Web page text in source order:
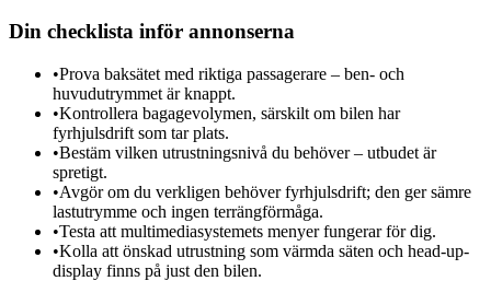
Din checklista inför annonserna
•Prova baksätet med riktiga passagerare – ben- och
huvudutrymmet är knappt.
•Kontrollera bagagevolymen, särskilt om bilen har
fyrhjulsdrift som tar plats.
•Bestäm vilken utrustningsnivå du behöver – utbudet är
spretigt.
•Avgör om du verkligen behöver fyrhjulsdrift; den ger sämre
lastutrymme och ingen terrängförmåga.
•Testa att multimediasystemets menyer fungerar för dig.
•Kolla att önskad utrustning som värmda säten och head-up-
display finns på just den bilen.